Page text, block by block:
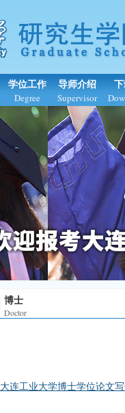
学位工作
Degree
导师介绍
Supervisor
博士
Doctor
大连工业大学博士学位论文